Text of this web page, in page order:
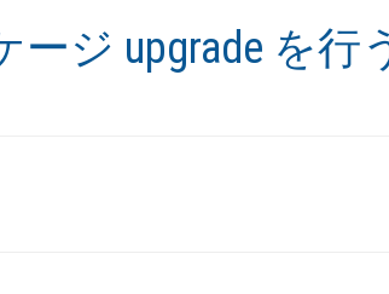
ージ upgrade を行